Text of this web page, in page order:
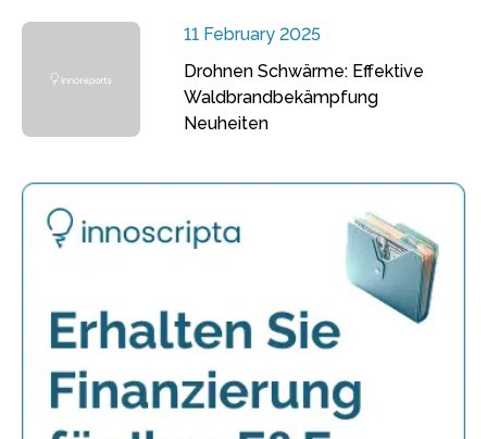
11 February 2025
Drohnen Schwärme: Effektive
Waldbrandbekämpfung
Neuheiten